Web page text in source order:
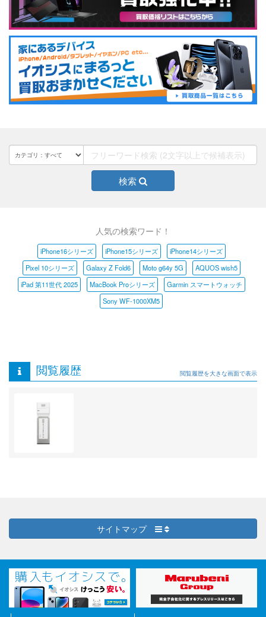
検索
人気の検索ワード！
iPhone16シリーズ iPhone15シリーズ
iPhone14シリーズ
Pixel 10シリーズ
Galaxy Z Fold6 Moto g64y 5G
AQUOS wish5
iPad 第11世代 2025
MacBook Proシリーズ
Garmin スマートウォッチ
Sony WF-1000XM5
閲覧履歴 閲覧履歴を大きな画面で表示
サイトマップ